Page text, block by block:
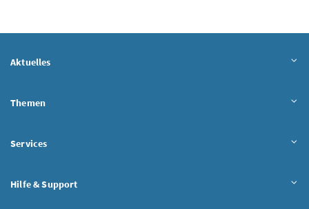
Aktuelles
Themen
Services
Hilfe & Support